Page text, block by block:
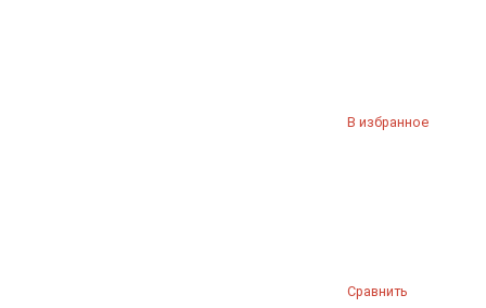
В избранное
Сравнить